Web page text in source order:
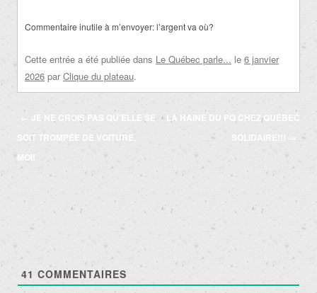
Commentaire inutile à m’envoyer: l’argent va où?
Cette entrée a été publiée dans Le Québec parle... le 6 janvier
2026 par Clique du plateau.
Navigation
des
articles
← JE NE CROIS PAS QU’ELLE SE
SOIT TROMPÉE DE VOITURE,
MOI!
LA HAINE DU PQ CHEZ QUÉBEC
SOLIDAIRE!!!
→
41 COMMENTAIRES